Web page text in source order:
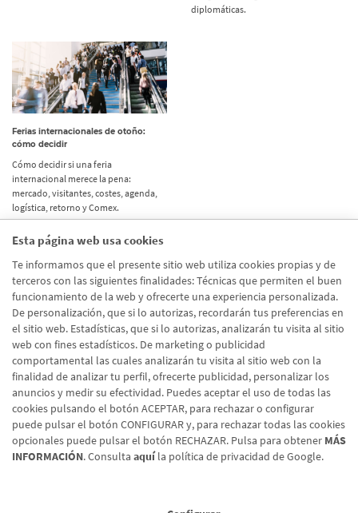
Esta página web usa cookies
Te informamos que el presente sitio web utiliza cookies propias y de
terceros con las siguientes finalidades: Técnicas que permiten el buen
funcionamiento de la web y ofrecerte una experiencia personalizada.
De personalización, que si lo autorizas, recordarán tus preferencias en
el sitio web. Estadísticas, que si lo autorizas, analizarán tu visita al sitio
web con fines estadísticos. De marketing o publicidad
comportamental las cuales analizarán tu visita al sitio web con la
finalidad de analizar tu perfil, ofrecerte publicidad, personalizar los
anuncios y medir su efectividad. Puedes aceptar el uso de todas las
cookies pulsando el botón ACEPTAR, para rechazar o configurar
puede pulsar el botón CONFIGURAR y, para rechazar todas las cookies
opcionales puede pulsar el botón RECHAZAR. Pulsa para obtener MÁS
INFORMACIÓN. Consulta aquíla política de privacidad de Google.
diplomáticas.
Ferias internacionales de otoño:
cómo decidir
Cómo decidir si una feria
internacional merece la pena:
mercado, visitantes, costes, agenda,
logística, retorno y Comex.
Etiquetas
Actualidad(514)
Internacional(490)
Empresa(138)
Recomendaciones
Internacional - Cloned(8)
Actualidad - Cloned (8)